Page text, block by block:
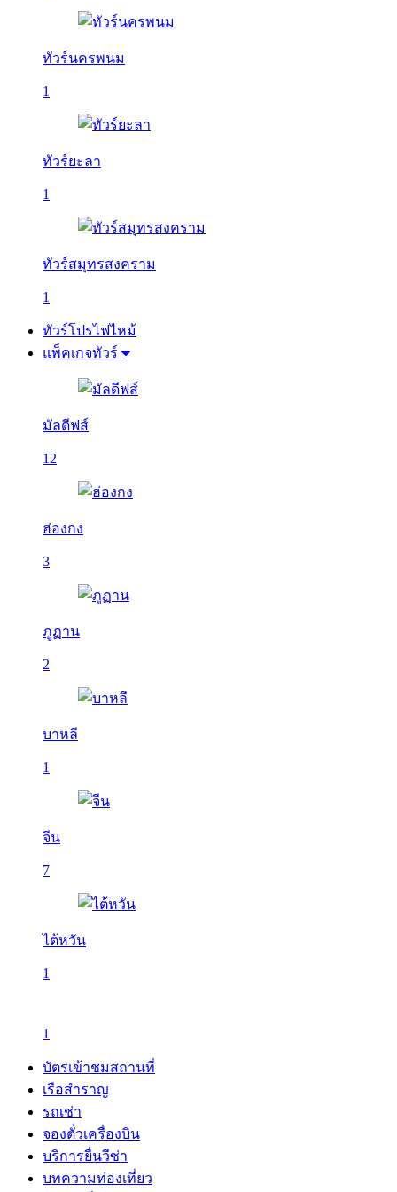
ทัวร์นครพนม
1
ทัวร์ยะลา
1
ทัวร์สมุทรสงคราม
1
ทัวร์โปรไฟไหม้
แพ็คเกจทัวร์
มัลดีฟส์
12
ฮ่องกง
3
ภูฏาน
2
บาหลี
1
จีน
7
ไต้หวัน
1
1
บัตรเข้าชมสถานที่
เรือสำราญ
รถเช่า
จองตั๋วเครื่องบิน
บริการยื่นวีซ่า
บทความท่องเที่ยว